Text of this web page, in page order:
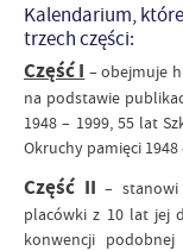
Kalendarium,
trzech części:
Część I – obejmuje
na podstawie
1948 – 1999, 55 lat
Okruchy pamięci
Część II – stanowi
placówki z 10 lat jej
konwencji